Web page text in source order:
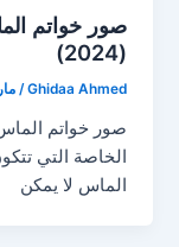
صور خواتم
(2024)
Ghidaa Ahmed
/
صور خواتم
الخاصة التي
الماس لا يمكن